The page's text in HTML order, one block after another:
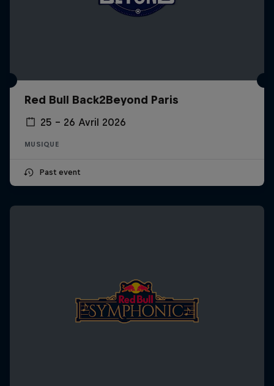
Red Bull Back2Beyond Paris
25 – 26 Avril 2026
MUSIQUE
Past event